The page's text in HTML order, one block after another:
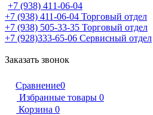
+7 (938) 411-06-04
+7 (938) 411-06-04 Торговый отдел
+7 (938) 505-33-35 Торговый отдел
+7 (928)333-65-06 Сервисный отдел
Заказать звонок
Сравнение0
Избранные товары 0
Корзина 0